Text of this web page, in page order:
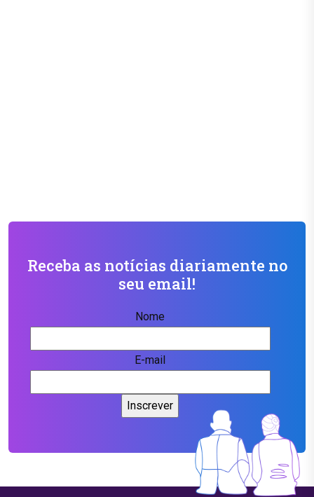
Receba as notícias diariamente no
seu email!
Nome
E-mail